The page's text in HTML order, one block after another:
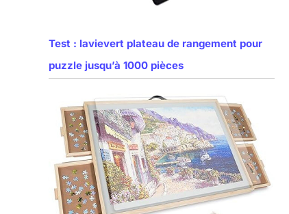
Test : lavievert plateau de rangement pour
puzzle jusqu’à 1000 pièces